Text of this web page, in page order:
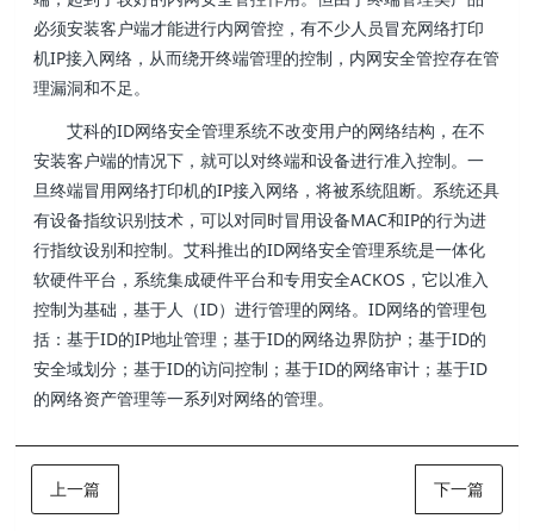
必须安装客户端才能进行内网管控，有不少人员冒充网络打印
机IP接入网络，从而绕开终端管理的控制，内网安全管控存在管
理漏洞和不足。
艾科的ID网络安全管理系统不改变用户的网络结构，在不
安装客户端的情况下，就可以对终端和设备进行准入控制。一
旦终端冒用网络打印机的IP接入网络，将被系统阻断。系统还具
有设备指纹识别技术，可以对同时冒用设备MAC和IP的行为进
行指纹设别和控制。艾科推出的ID网络安全管理系统是一体化
软硬件平台，系统集成硬件平台和专用安全ACKOS，它以准入
控制为基础，基于人（ID）进行管理的网络。ID网络的管理包
括：基于ID的IP地址管理；基于ID的网络边界防护；基于ID的
安全域划分；基于ID的访问控制；基于ID的网络审计；基于ID
的网络资产管理等一系列对网络的管理。
上一篇 下一篇